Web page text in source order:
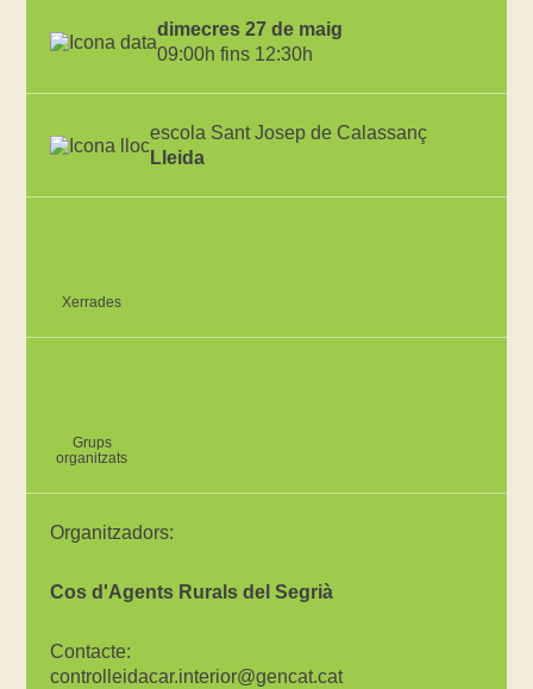
dimecres 27 de maig
09:00h fins 12:30h
escola Sant Josep de Calassanç
Lleida
Xerrades
Grups
organitzats
Organitzadors:
Cos d'Agents Rurals del Segrià
Contacte:
controlleidacar.interior@gencat.cat